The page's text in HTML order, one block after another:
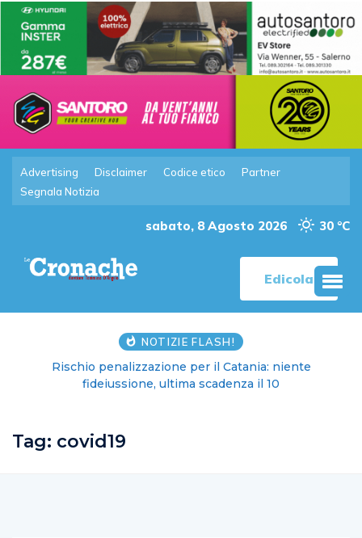
Advertising Disclaimer Codice etico
Partner
Segnala Notizia
sabato, 8 Agosto 2026 30 °C
Edicola
NOTIZIE FLASH!
Rischio penalizzazione per il Catania: niente
fideiussione, ultima scadenza il 10
Tag: covid19